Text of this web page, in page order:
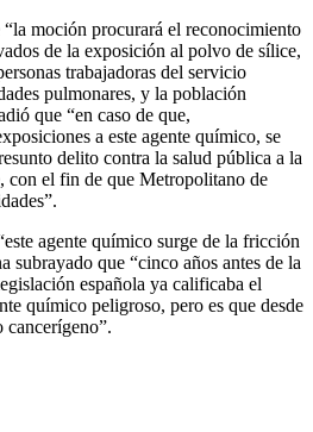
moción procurará el reconocimiento
de la exposición al polvo de sílice,
trabajadoras del servicio
pulmonares, y la población
que “en caso de que,
a este agente químico, se
delito contra la salud pública a la
con el fin de que Metropolitano de
agente químico surge de la fricción
subrayado que “cinco años antes de la
española ya calificaba el
químico peligroso, pero es que desde
cancerígeno”.